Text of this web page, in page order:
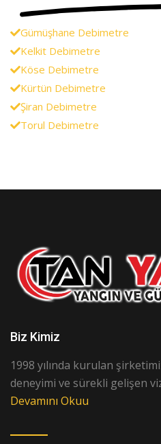
Gümüşhane Debimetre
Kelkit Debimetre
Köse Debimetre
Kürtün Debimetre
Şiran Debimetre
Torul Debimetre
Biz Kimiz
1998 yılında kurulan
deneyimi ve sürekli gelişen
Devamını Okuu